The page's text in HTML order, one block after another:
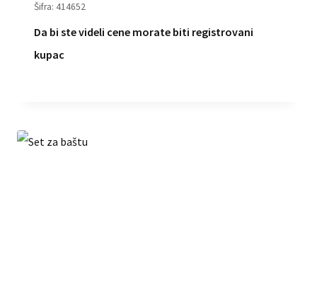
Šifra: 414652
Da bi ste videli cene morate biti registrovani
kupac